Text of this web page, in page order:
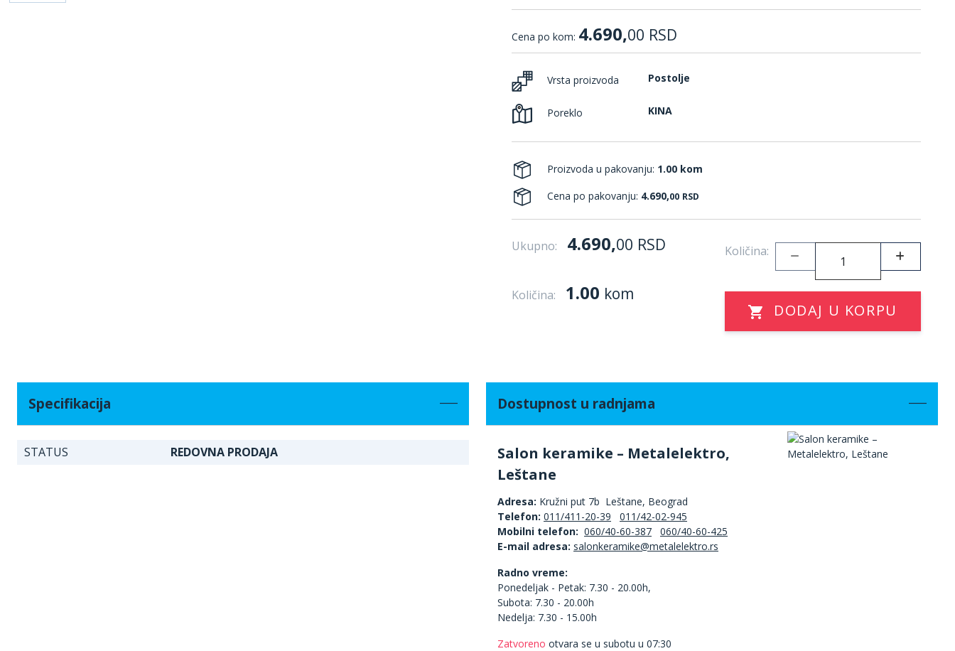
Cena po kom: 4.690,00 RSD
Vrsta proizvoda Postolje
Poreklo KINA
Proizvoda u pakovanju: 1.00 kom
Cena po pakovanju: 4.690,00 RSD
Ukupno: 4.690,00 RSD Količina:
Količina: 1.00 kom
DODAJ U KORPU
Specifikacija
STATUS REDOVNA PRODAJA
Dostupnost u radnjama
Salon keramike – Metalelektro,
Leštane
Adresa: Kružni put 7b Leštane, Beograd
Telefon: 011/411-20-39
011/42-02-945
Mobilni telefon: 060/40-60-387
060/40-60-425
E-mail adresa:
Radno vreme:
Ponedeljak - Petak: 7.30 - 20.00h,
Subota: 7.30 - 20.00h
Nedelja: 7.30 - 15.00h
Zatvoreno otvara se u subotu u 07:30